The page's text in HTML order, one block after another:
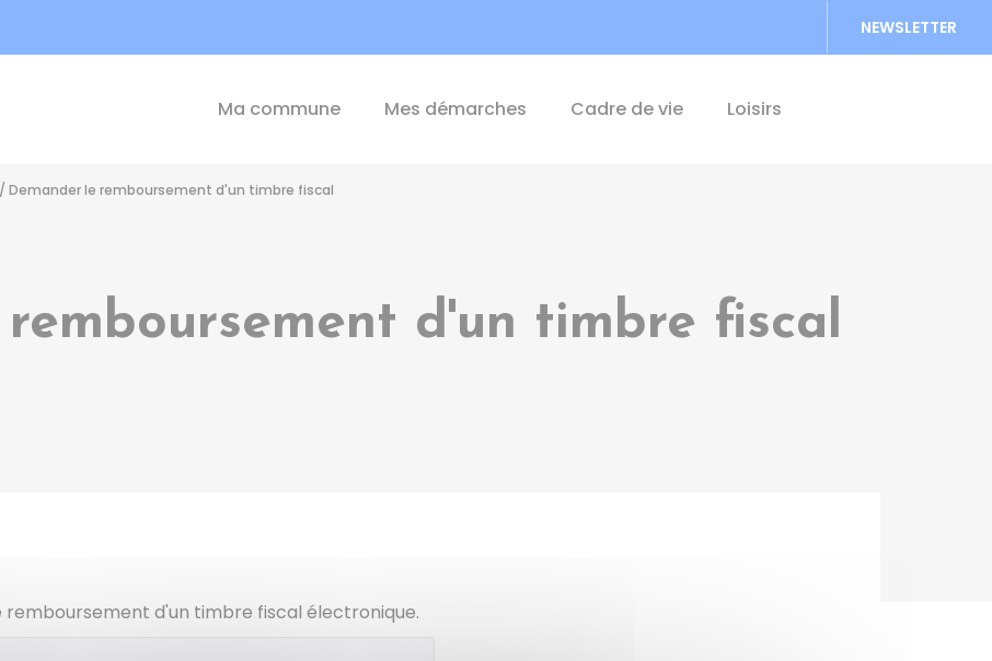
NEWSLETTER
Ma commune Mes démarches Cadre de vie Loisirs
/ Demander le remboursement d'un timbre fiscal
d'un timbre fiscal
d'un timbre fiscal électronique.